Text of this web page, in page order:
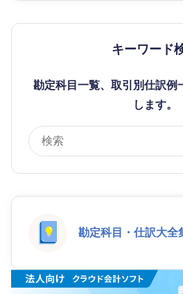
キーワード
勘定科目一覧、取引別仕訳例
します。
勘定科目・仕訳大全